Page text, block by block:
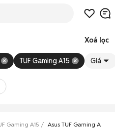
Xoá lọc
TUF Gaming A15 Giá
Gaming A15 Asus TUF Gaming A15